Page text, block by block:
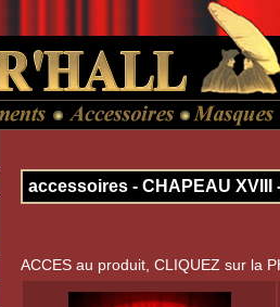
accessoires - CHAPEAU XVIII
ACCES au produit, CLIQUEZ sur la